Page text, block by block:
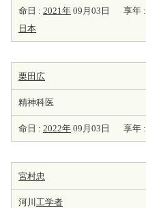
命日 : 2021年 09月03日 享年 :
日本
栗田広
精神科医
命日 : 2022年 09月03日 享年 :
宮村忠
河川 工学者